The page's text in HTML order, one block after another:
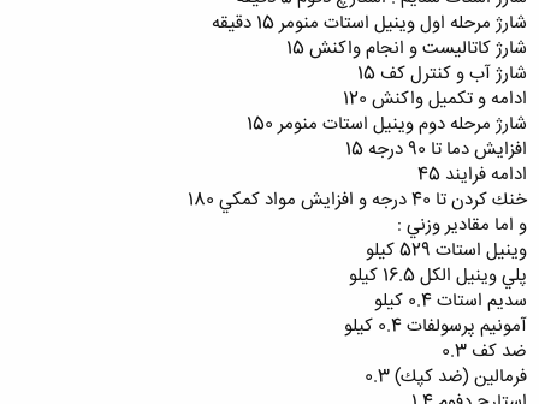
شارژ مرحله اول وينيل استات منومر 15 دقيقه
شارژ كاتاليست و انجام واكنش 15
شارژ آب و كنترل كف 15
ادامه و تكميل واكنش 120
شارژ مرحله دوم وينيل استات منومر 150
افزايش دما تا 90 درجه 15
ادامه فرايند 45
خنك كردن تا 40 درجه و افزايش مواد كمكي 180
و اما مقادير وزني :
وينيل استات 529 كيلو
پلي وينيل الكل 16.5 كيلو
سديم استات 0.4 كيلو
آمونيم پرسولفات 0.4 كيلو
ضد كف 0.3
فرمالين (ضد كپك) 0.3